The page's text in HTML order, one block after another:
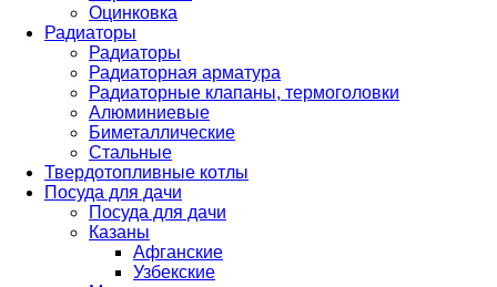
Оцинковка
Радиаторы
Радиаторы
Радиаторная арматура
Радиаторные клапаны, термоголовки
Алюминиевые
Биметаллические
Стальные
Твердотопливные котлы
Посуда для дачи
Посуда для дачи
Казаны
Афганские
Узбекские